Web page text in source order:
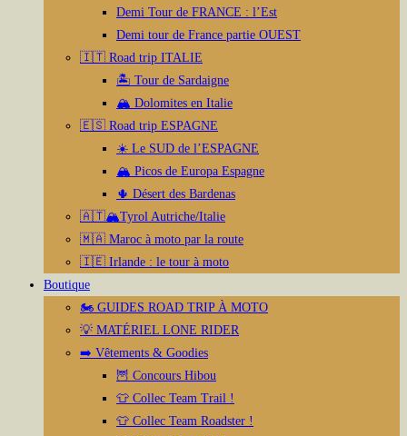
Demi Tour de FRANCE : l’Est
Demi tour de France partie OUEST
🇮🇹 Road trip ITALIE
🏝️ Tour de Sardaigne
🏔️ Dolomites en Italie
🇪🇸 Road trip ESPAGNE
☀️ Le SUD de l’ESPAGNE
🏔️ Picos de Europa Espagne
🌵 Désert des Bardenas
🇦🇹🏔️Tyrol Autriche/Italie
🇲🇦 Maroc à moto par la route
🇮🇪 Irlande : le tour à moto
Boutique
🏍️ GUIDES ROAD TRIP À MOTO
💡 MATÉRIEL LONE RIDER
➡️ Vêtements & Goodies
🦉 Concours Hibou
👕 Collec Team Trail !
👕 Collec Team Roadster !